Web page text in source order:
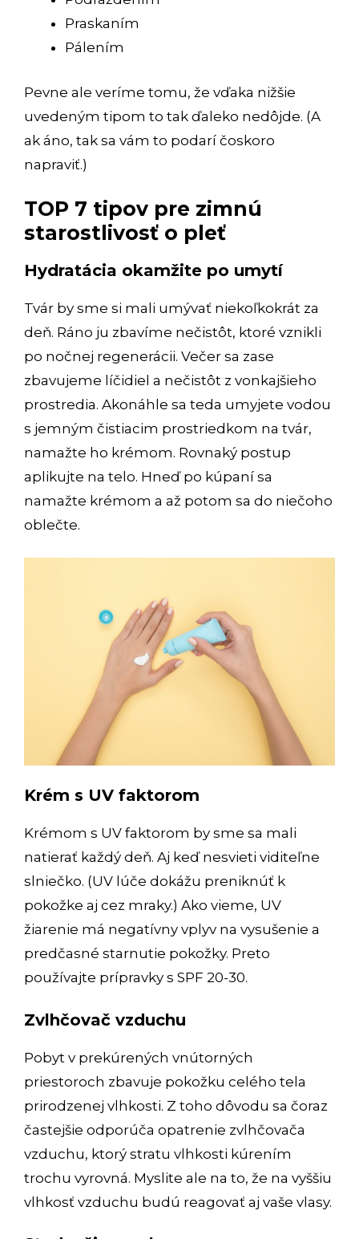
Praskaním
Pálením
Pevne ale veríme tomu, že vďaka nižšie
uvedeným tipom to tak ďaleko nedôjde. (A
ak áno, tak sa vám to podarí čoskoro
napraviť.)
TOP 7 tipov pre zimnú
starostlivosť o pleť
Hydratácia okamžite po umytí
Tvár by sme si mali umývať niekoľkokrát za
deň. Ráno ju zbavíme nečistôt, ktoré vznikli
po nočnej regenerácii. Večer sa zase
zbavujeme líčidiel a nečistôt z vonkajšieho
prostredia. Akonáhle sa teda umyjete vodou
s jemným čistiacim prostriedkom na tvár,
namažte ho krémom. Rovnaký postup
aplikujte na telo. Hneď po kúpaní sa
namažte krémom a až potom sa do niečoho
oblečte.
Krém s UV faktorom
Krémom s UV faktorom by sme sa mali
natierať každý deň. Aj keď nesvieti viditeľne
slniečko. (UV lúče dokážu preniknúť k
pokožke aj cez mraky.) Ako vieme, UV
žiarenie má negatívny vplyv na vysušenie a
predčasné starnutie pokožky. Preto
používajte prípravky s SPF 20-30.
Zvlhčovač vzduchu
Pobyt v prekúrených vnútorných
priestoroch zbavuje pokožku celého tela
prirodzenej vlhkosti. Z toho dôvodu sa čoraz
častejšie odporúča opatrenie zvlhčovača
vzduchu, ktorý stratu vlhkosti kúrením
trochu vyrovná. Myslite ale na to, že na vyššiu
vlhkosť vzduchu budú reagovať aj vaše vlasy.